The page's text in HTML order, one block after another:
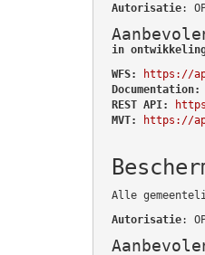
Autorisatie:
in
WFS:
https://
Documentation:
REST API:
MVT:
https://
Alle
Autorisatie: